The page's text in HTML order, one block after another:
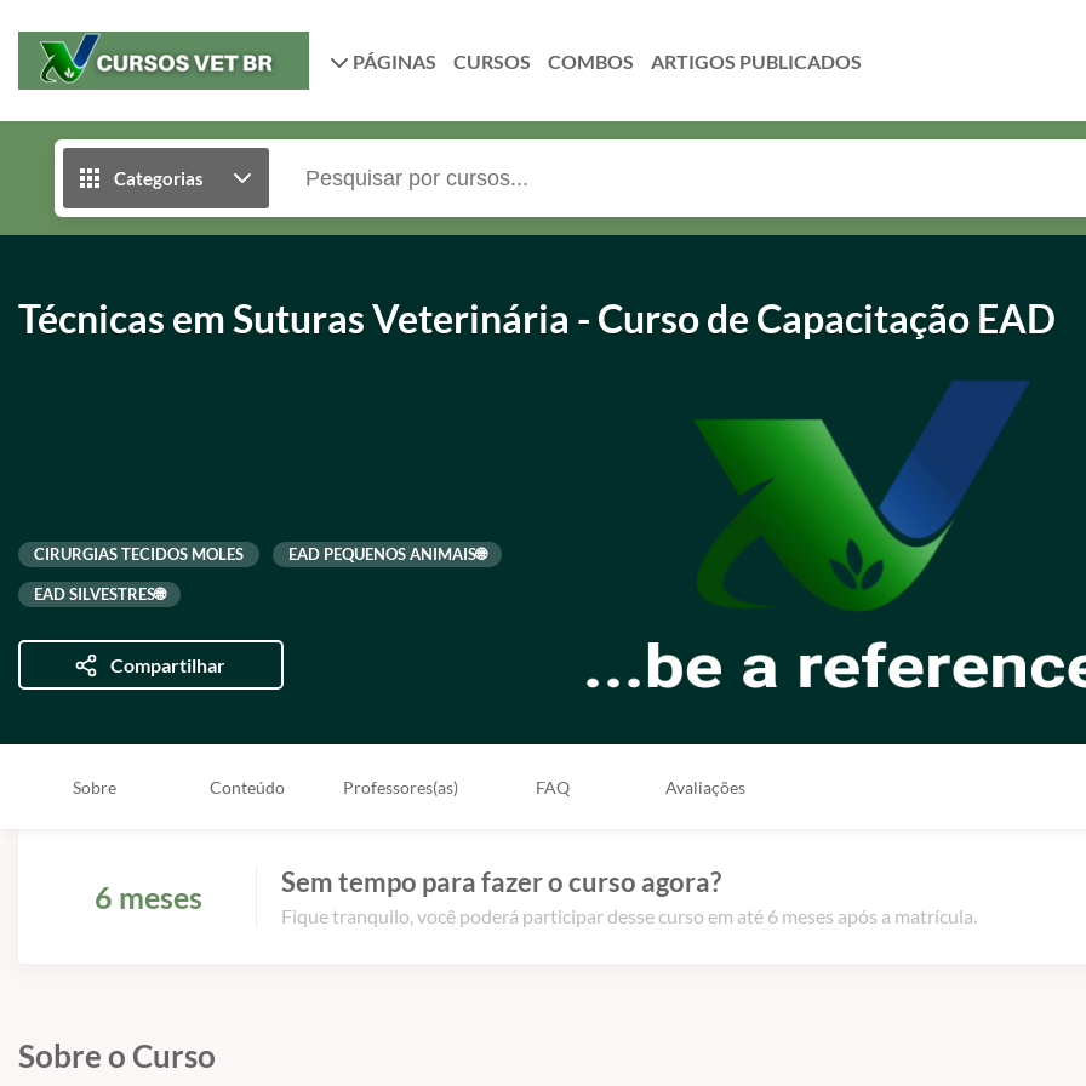
PÁGINAS CURSOS COMBOS
Categorias
Técnicas em Suturas Veterinária - Curso de Capacitação EAD
CIRURGIAS TECIDOS MOLES EAD PEQUENOS ANIMAIS🌐
EAD SILVESTRES🌐
Compartilhar
Sobre Conteúdo Professores(as) FAQ Avaliações
6 meses Sem tempo para fazer o curso agora?
Fique tranquilo, você poderá participar desse curso em até 6 meses após a matrícula.
Sobre o Curso